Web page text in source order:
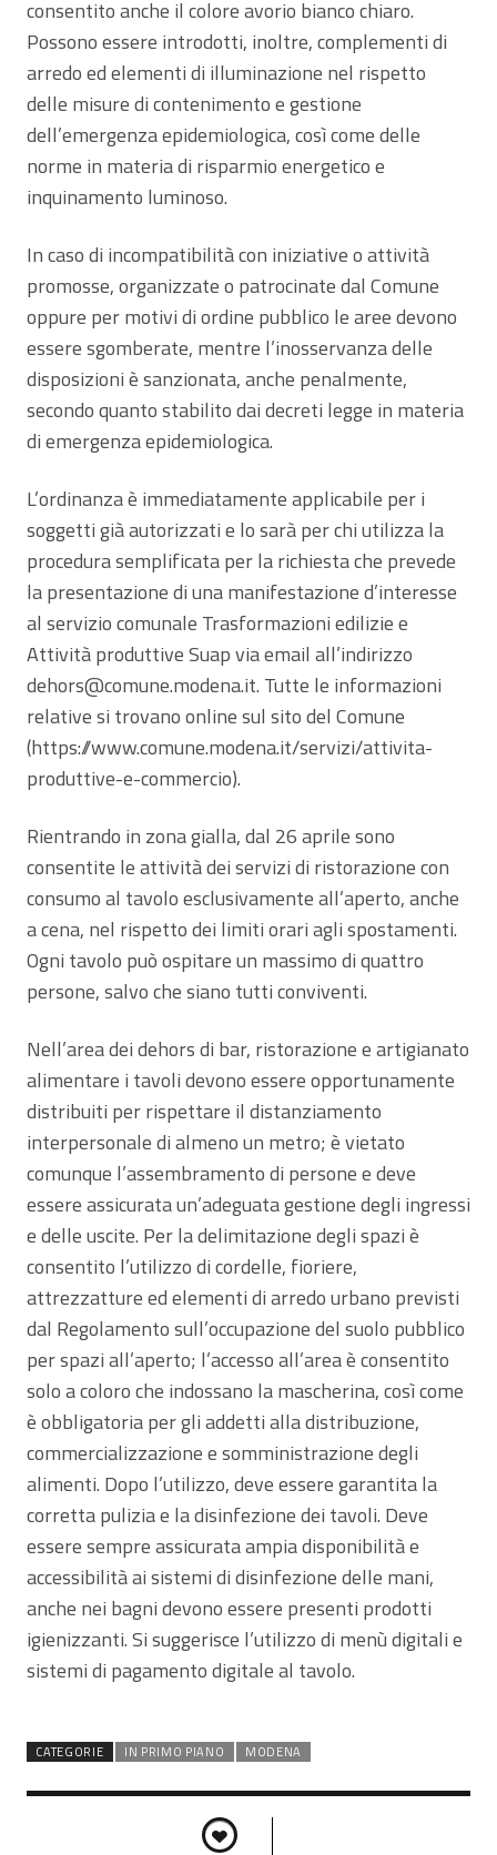
consentito anche il colore avorio bianco chiaro.
Possono essere introdotti, inoltre, complementi di
arredo ed elementi di illuminazione nel rispetto
delle misure di contenimento e gestione
dell’emergenza epidemiologica, così come delle
norme in materia di risparmio energetico e
inquinamento luminoso.
In caso di incompatibilità con iniziative o attività
promosse, organizzate o patrocinate dal Comune
oppure per motivi di ordine pubblico le aree devono
essere sgomberate, mentre l’inosservanza delle
disposizioni è sanzionata, anche penalmente,
secondo quanto stabilito dai decreti legge in materia
di emergenza epidemiologica.
L’ordinanza è immediatamente applicabile per i
soggetti già autorizzati e lo sarà per chi utilizza la
procedura semplificata per la richiesta che prevede
la presentazione di una manifestazione d’interesse
al servizio comunale Trasformazioni edilizie e
Attività produttive Suap via email all’indirizzo
dehors@comune.modena.it. Tutte le informazioni
relative si trovano online sul sito del Comune
(https://www.comune.modena.it/servizi/attivita-
produttive-e-commercio).
Rientrando in zona gialla, dal 26 aprile sono
consentite le attività dei servizi di ristorazione con
consumo al tavolo esclusivamente all’aperto, anche
a cena, nel rispetto dei limiti orari agli spostamenti.
Ogni tavolo può ospitare un massimo di quattro
persone, salvo che siano tutti conviventi.
Nell’area dei dehors di bar, ristorazione e artigianato
alimentare i tavoli devono essere opportunamente
distribuiti per rispettare il distanziamento
interpersonale di almeno un metro; è vietato
comunque l’assembramento di persone e deve
essere assicurata un’adeguata gestione degli ingressi
e delle uscite. Per la delimitazione degli spazi è
consentito l’utilizzo di cordelle, fioriere,
attrezzatture ed elementi di arredo urbano previsti
dal Regolamento sull’occupazione del suolo pubblico
per spazi all’aperto; l’accesso all’area è consentito
solo a coloro che indossano la mascherina, così come
è obbligatoria per gli addetti alla distribuzione,
commercializzazione e somministrazione degli
alimenti. Dopo l’utilizzo, deve essere garantita la
corretta pulizia e la disinfezione dei tavoli. Deve
essere sempre assicurata ampia disponibilità e
accessibilità ai sistemi di disinfezione delle mani,
anche nei bagni devono essere presenti prodotti
igienizzanti. Si suggerisce l’utilizzo di menù digitali e
sistemi di pagamento digitale al tavolo.
CATEGORIE IN PRIMO PIANO MODENA